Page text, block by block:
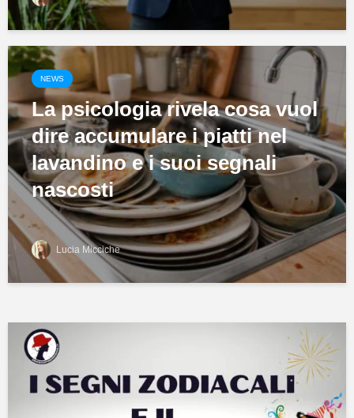
NEWS
La psicologia rivela cosa vuol
dire accumulare i piatti nel
lavandino e i suoi segnali
nascosti
Lucia Micciche